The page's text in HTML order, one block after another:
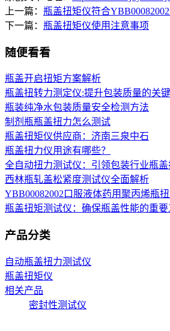
上一篇： 瓶盖扭矩仪符合
下一篇： 瓶盖扭矩仪使用注意事项
随便看看
瓶盖开启扭矩方案解析
瓶盖扭转力测定仪:提升包装质量的关键
瓶装纯净水包装质量安全检测方法
制剂瓶瓶盖扭力怎么测试
瓶盖扭矩仪供应商：济南三泉中石
瓶盖扭力仪用途有哪些？
全自动扭力测试仪：引领包装行业瓶
西林瓶轧盖松紧度测试仪全面解析
YBB00082002口服液体药用聚丙烯瓶
瓶盖扭矩测试仪：确保瓶盖性能的重
产品分类
自动瓶盖扭力测试仪
瓶盖扭矩仪
相关产品
密封性测试仪